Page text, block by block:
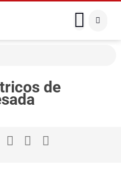
de